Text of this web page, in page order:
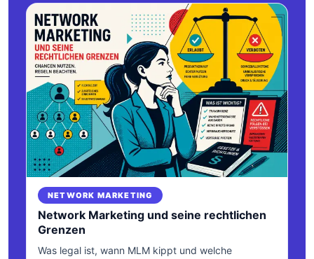
NETWORK MARKETING
Network Marketing und seine rechtlichen
Grenzen
Was legal ist, wann MLM kippt und welche